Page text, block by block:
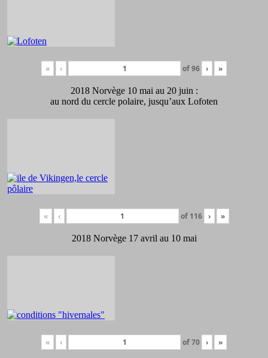
« ‹ of96 › »
2018 Norvège 10 mai au 20 juin :
au nord du cercle polaire, jusqu’aux Lofoten
« ‹ of 116 › »
2018 Norvège 17 avril au 10 mai
« ‹ of70 › »